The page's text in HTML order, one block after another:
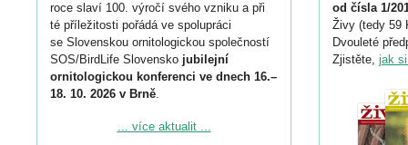
roce slaví 100. výročí svého vzniku a při
té příležitosti pořádá ve spolupráci
se Slovenskou ornitologickou společností
SOS/BirdLife Slovensko jubilejní
ornitologickou konferenci ve dnech 16.–
18. 10. 2026 v Brně.
Podrobnější informace ke konferenci
... více aktualit ...
od čísla 1/
Živy (tedy 59
Dvouleté
Zjistěte, jak